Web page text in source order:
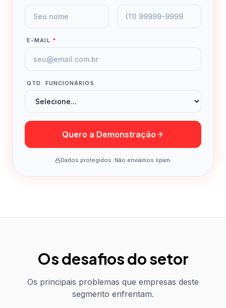
E-MAIL *
QTD. FUNCIONÁRIOS
Quero a Demonstração
Dados protegidos. Não enviamos spam.
Os desafios do setor
Os principais problemas que empresas deste
segmento enfrentam.